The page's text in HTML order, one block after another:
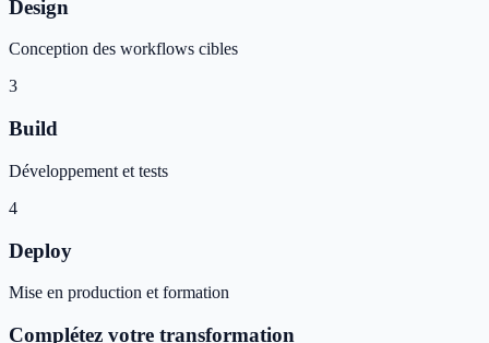
Design
Conception des workflows cibles
3
Build
Développement et tests
4
Deploy
Mise en production et formation
Complétez votre transformation